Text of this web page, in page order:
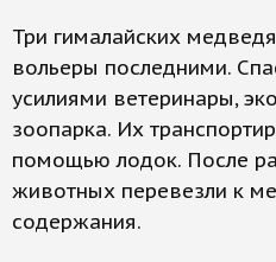
Три гималайских
вольеры последними.
усилиями ветеринары,
зоопарка. Их
помощью лодок. После
животных перевезли к
содержания.